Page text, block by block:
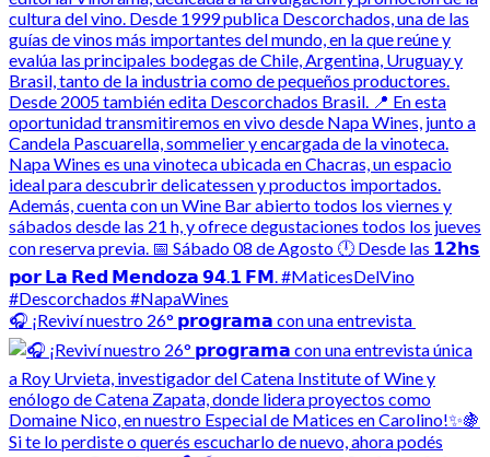
🎧 ¡Reviví nuestro 26° 𝗽𝗿𝗼𝗴𝗿𝗮𝗺𝗮 con una entrevista